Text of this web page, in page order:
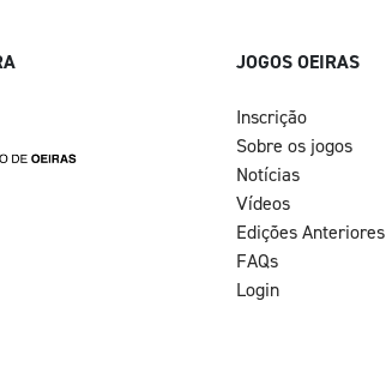
JOGOS OEIRAS
Inscrição
Sobre os jogos
Notícias
Vídeos
Edições Anteriores
FAQs
Login